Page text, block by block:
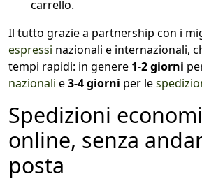
carrello.
Il tutto grazie a partnership con i
espressi nazionali e internazionali,
tempi rapidi: in genere 1-2 giorni
nazionali e3-4 giorni per le
Spedizioni
online, senza
posta